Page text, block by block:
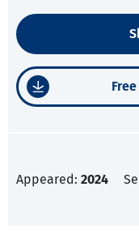
Appeared: 2024